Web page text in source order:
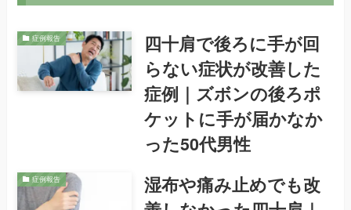
症例報告
四十肩で後ろに手が回
らない症状が改善した
症例｜ズボンの後ろポ
ケットに手が届かなか
った50代男性
症例報告
湿布や痛み止めでも改